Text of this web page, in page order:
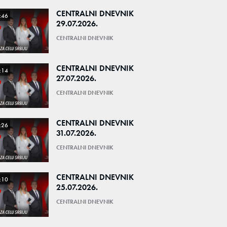
CENTRALNI DNEVNIK
29.07.2026.
CENTRALNI DNEVNIK
CENTRALNI DNEVNIK
27.07.2026.
CENTRALNI DNEVNIK
CENTRALNI DNEVNIK
31.07.2026.
CENTRALNI DNEVNIK
CENTRALNI DNEVNIK
25.07.2026.
CENTRALNI DNEVNIK